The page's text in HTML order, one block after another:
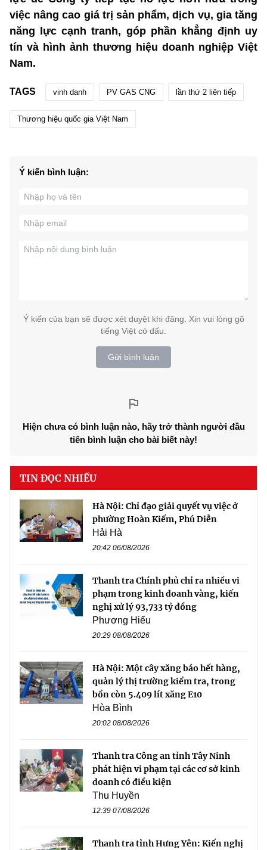
việc nâng cao giá trị sản phẩm, dịch vụ, gia tăng
năng lực cạnh tranh, góp phần khẳng định uy
tín và hình ảnh thương hiệu doanh nghiệp Việt
Nam.
TAGS vinh danh PV GAS CNG lần thứ 2 liên tiếp
Thương hiệu quốc gia Việt Nam
Ý kiến bình luận:
Ý kiến của bạn sẽ được xét duyệt khi đăng. Xin vui lòng gõ
tiếng Việt có dấu.
Gửi bình luận
Hiện chưa có bình luận nào, hãy trở thành người đầu
tiên bình luận cho bài biết này!
TIN ĐỌC NHIỀU
Hà Nội: Chỉ đạo giải quyết vụ việc ở
phường Hoàn Kiếm, Phú Diễn
Hải Hà
20:42 06/08/2026
Thanh tra Chính phủ chỉ ra nhiều vi
phạm trong kinh doanh vàng, kiến
nghị xử lý 93,733 tỷ đồng
Phương Hiếu
20:29 08/08/2026
Hà Nội: Một cây xăng báo hết hàng,
quản lý thị trường kiểm tra, trong
bồn còn 5.409 lít xăng E10
Hòa Bình
20:02 08/08/2026
Thanh tra Công an tỉnh Tây Ninh
phát hiện vi phạm tại các cơ sở kinh
doanh có điều kiện
Thu Huyền
12:39 07/08/2026
Thanh tra tỉnh Hưng Yên: Kiến nghị